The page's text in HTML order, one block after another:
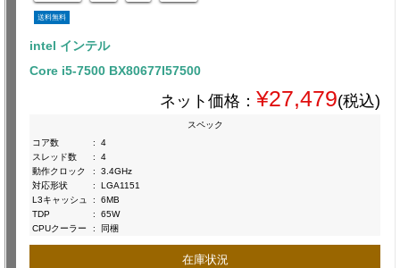
送料無料
intel インテル
Core i5-7500 BX80677I57500
ネット価格： ¥27,479(税込)
スペック
コア数
:
4
スレッド数
:
4
動作クロック
:
3.4GHz
対応形状
:
LGA1151
L3キャッシュ
:
6MB
TDP
:
65W
CPUクーラー
: 同梱
在庫状況